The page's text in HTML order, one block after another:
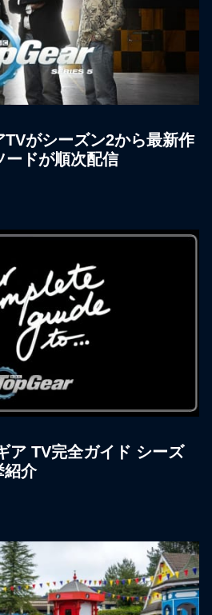
がシーズン2から最新作
ードが順次配信
ア TV完全ガイド シーズ
紹介